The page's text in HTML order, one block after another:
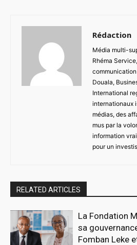
Rédaction
Média multi-
Rhéma
Douala,
International
internationaux
médias, des
mus par la
information
pour un
RELATED ARTICLES
La Fondation
sa
Fomban Leke